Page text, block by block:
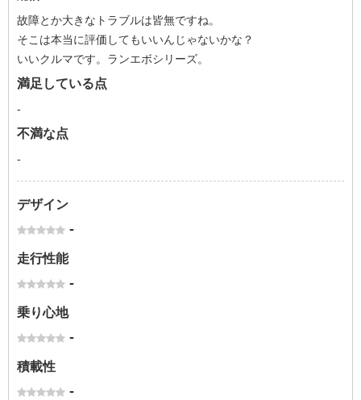
故障とか大きなトラブルは皆無ですね。
そこは本当に評価してもいいんじゃないかな？
いいクルマです。ランエボシリーズ。
満足している点
-
不満な点
-
デザイン
-
走行性能
-
乗り心地
-
積載性
-